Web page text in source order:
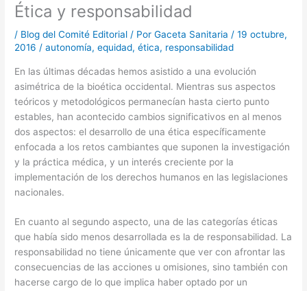
Ética y responsabilidad
/ Blog del Comité Editorial / PorGaceta Sanitaria /19 octubre,
2016 /autonomía,equidad,ética, responsabilidad
En las últimas décadas hemos asistido a una evolución
asimétrica de la bioética occidental. Mientras sus aspectos
teóricos y metodológicos permanecían hasta cierto punto
estables, han acontecido cambios significativos en al menos
dos aspectos: el desarrollo de una ética específicamente
enfocada a los retos cambiantes que suponen la investigación
y la práctica médica, y un interés creciente por la
implementación de los derechos humanos en las legislaciones
nacionales.
En cuanto al segundo aspecto, una de las categorías éticas
que había sido menos desarrollada es la de responsabilidad. La
responsabilidad no tiene únicamente que ver con afrontar las
consecuencias de las acciones u omisiones, sino también con
hacerse cargo de lo que implica haber optado por un